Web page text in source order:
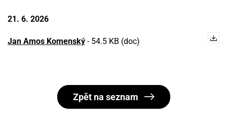
21. 6. 2026
Jan Amos Komenský - 54.5 KB (doc)
Zpět na seznam